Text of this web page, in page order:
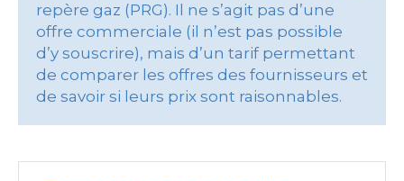
repère gaz (PRG). Il ne s’agit pas d’une
offre commerciale (il n’est pas possible
d’y souscrire), mais d’un tarif permettant
de comparer les offres des fournisseurs et
de savoir si leurs prix sont raisonnables.